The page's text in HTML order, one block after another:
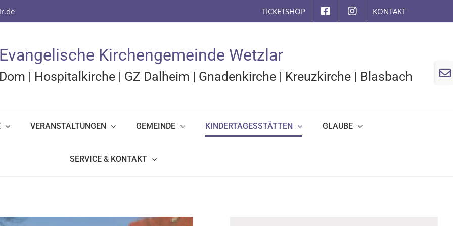
TICKETSHOP KONTAKT
Evangelische Kirchengemeinde Wetzlar
Dom | Hospitalkirche | GZ Dalheim | Gnadenkirche | Kreuzkirche | Blasbach
VERANSTALTUNGEN GEMEINDE KINDERTAGESSTÄTTEN GLAUBE
SERVICE & KONTAKT